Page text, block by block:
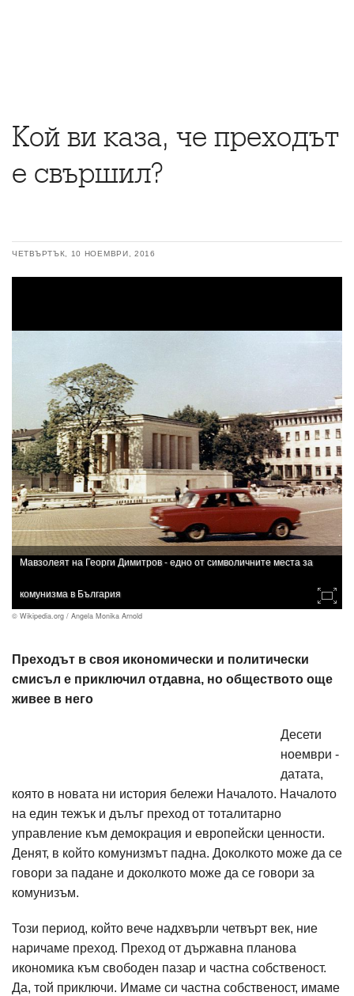
Кой ви каза, че преходът
е свършил?
ЧЕТВЪРТЪК, 10 НОЕМВРИ, 2016
Мавзолеят на Георги Димитров - едно от символичните места за
комунизма в България
© Wikipedia.org / Angela Monika Arnold
Преходът в своя икономически и политически
смисъл е приключил отдавна, но обществото още
живее в него
Десети
ноември -
датата,
която в новата ни история бележи Началото. Началото
на един тежък и дълъг преход от тоталитарно
управление към демокрация и европейски ценности.
Денят, в който комунизмът падна. Доколкото може да се
говори за падане и доколкото може да се говори за
комунизъм.
Този период, който вече надхвърли четвърт век, ние
наричаме преход. Преход от държавна планова
икономика към свободен пазар и частна собственост.
Да, той приключи. Имаме си частна собственост, имаме